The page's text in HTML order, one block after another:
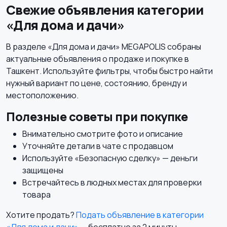
Свежие объявления категории
«Для дома и дачи»
В разделе «Для дома и дачи» MEGAPOLIS собраны
актуальные объявления о продаже и покупке в
Ташкент. Используйте фильтры, чтобы быстро найти
нужный вариант по цене, состоянию, бренду и
местоположению.
Полезные советы при покупке
Внимательно смотрите фото и описание
Уточняйте детали в чате с продавцом
Используйте «Безопасную сделку» — деньги
защищены
Встречайтесь в людных местах для проверки
товара
Хотите продать?Подать объявление в категории